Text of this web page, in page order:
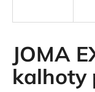
JOMA
kalhoty
í
t
?